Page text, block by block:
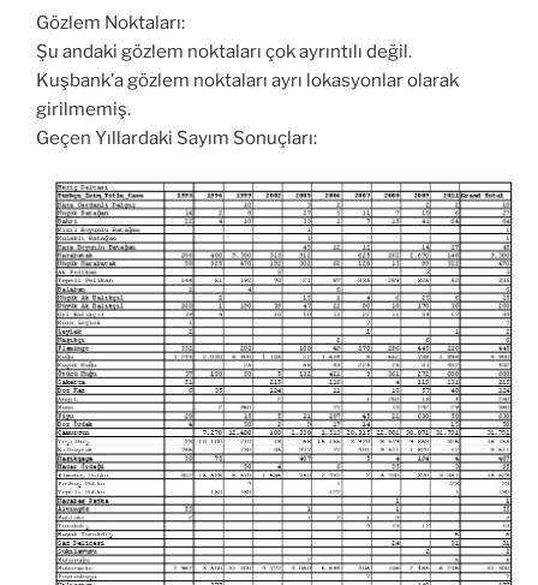
Gözlem Noktaları:
Şu andaki gözlem noktaları çok ayrıntılı değil.
Kuşbank’a gözlem noktaları ayrı lokasyonlar olarak
girilmemiş.
Geçen Yıllardaki Sayım Sonuçları: